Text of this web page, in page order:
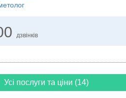
дзвінків
Усі послуги та ціни (14)